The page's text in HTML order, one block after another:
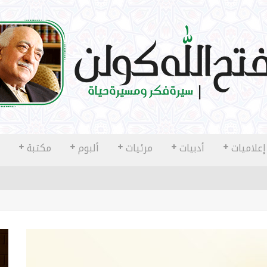
إعلاميات أدبيات مرئيات ألبوم مكتبة